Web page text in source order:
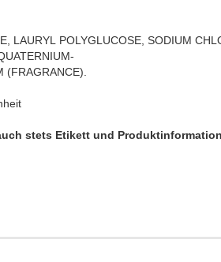
LAURYL POLYGLUCOSE, SODIUM
(FRAGRANCE).
stets Etikett und